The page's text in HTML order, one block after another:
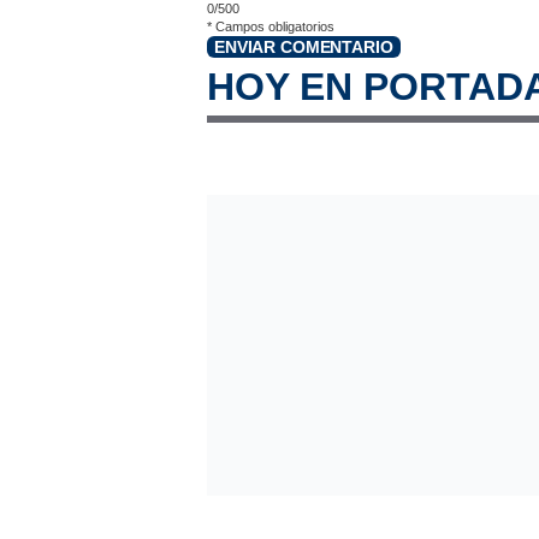
0/500
* Campos obligatorios
ENVIAR COMENTARIO
HOY EN